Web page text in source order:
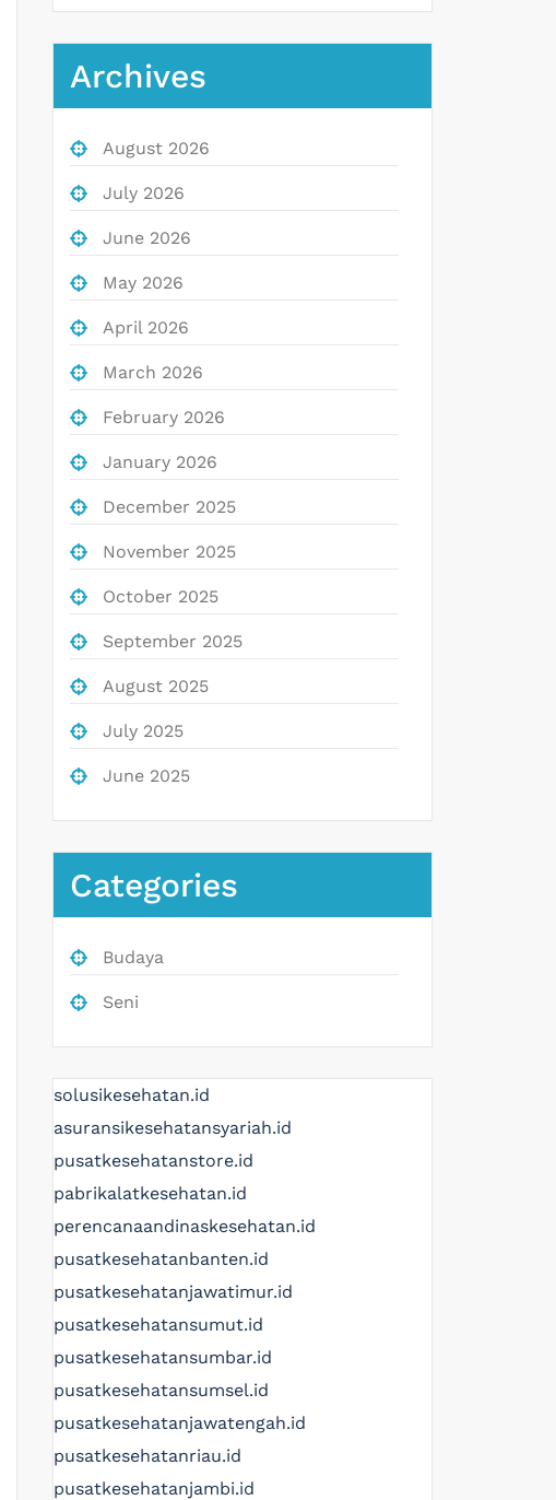
Archives
August 2026
July 2026
June 2026
May 2026
April 2026
March 2026
February 2026
January 2026
December 2025
November 2025
October 2025
September 2025
August 2025
July 2025
June 2025
Categories
Budaya
Seni
solusikesehatan.id
asuransikesehatansyariah.id
pusatkesehatanstore.id
pabrikalatkesehatan.id
perencanaandinaskesehatan.id
pusatkesehatanbanten.id
pusatkesehatanjawatimur.id
pusatkesehatansumut.id
pusatkesehatansumbar.id
pusatkesehatansumsel.id
pusatkesehatanjawatengah.id
pusatkesehatanriau.id
pusatkesehatanjambi.id